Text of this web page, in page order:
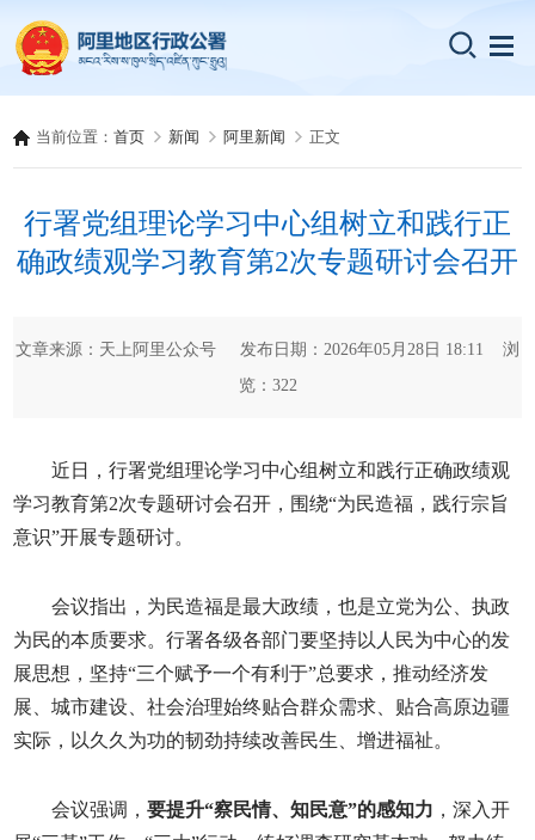
当前位置：首页 新闻 阿里新闻 正文
行署党组理论学习中心组树立和践行正
确政绩观学习教育第2次专题研讨会召开
文章来源：天上阿里公众号 发布日期：2026年05月28日 18:11 浏
览： 322
近日，行署党组理论学习中心组树立和践行正确政绩观
学习教育第2次专题研讨会召开，围绕“为民造福，践行宗旨
意识”开展专题研讨。
会议指出，为民造福是最大政绩，也是立党为公、执政
为民的本质要求。行署各级各部门要坚持以人民为中心的发
展思想，坚持“三个赋予一个有利于”总要求，推动经济发
展、城市建设、社会治理始终贴合群众需求、贴合高原边疆
实际，以久久为功的韧劲持续改善民生、增进福祉。
会议强调，要提升“察民情、知民意”的感知力 ，深入开